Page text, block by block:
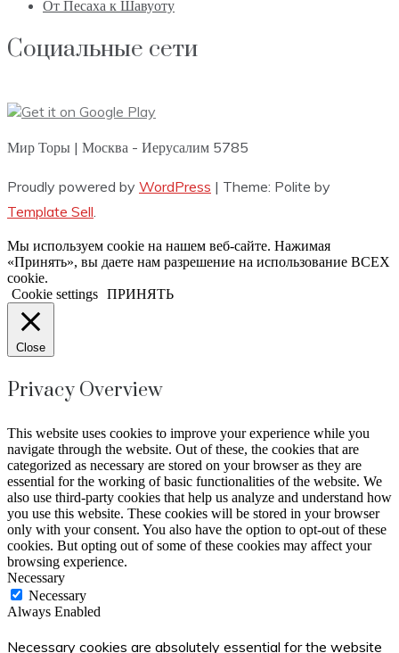
От Песаха к Шавуоту
Социальные сети
Мир Торы | Москва - Иерусалим 5785
Proudly powered by WordPress | Theme: Polite by
Template Sell
Мы используем cookie на нашем веб-сайте. Нажимая
«Принять», вы даете нам разрешение на использование ВСЕХ
cookie.
Cookie settings ПРИНЯТЬ
Close
Privacy Overview
This website uses cookies to improve your experience while you
navigate through the website. Out of these, the cookies that are
categorized as necessary are stored on your browser as they are
essential for the working of basic functionalities of the website. We
also use third-party cookies that help us analyze and understand how
you use this website. These cookies will be stored in your browser
only with your consent. You also have the option to opt-out of these
cookies. But opting out of some of these cookies may affect your
browsing experience.
Necessary
Necessary
Always Enabled
Necessary cookies are absolutely essential for the website